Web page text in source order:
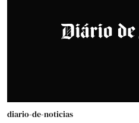
diario-de-noticias